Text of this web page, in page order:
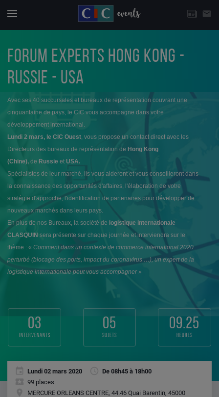
email
CHOISISSEZ UNE THÉMATIQUE
FORUM EXPERTS HONG KONG -
RUSSIE - USA
Avec ses 40 succursales et bureaux de représentation couvrant une
cinquantaine de pays, le CIC vous accompagne dans votre
développement international.
Lundi 2 mars, le CIC Ouest, vous propose un contact direct avec les
Directeurs des bureaux de représentation de Hong Kong
(Chine), de Russie et USA.
Spécialistes de leur marché, ils vous aideront et vous conseilleront dans
la connaissance des opportunités d'affaires, l'élaboration de votre
stratégie d'approche, l'identification de partenaires pour développer de
nouveaux marchés dans leurs pays.
En plus de nos Bureaux, la société de logistique internationale
CLASQUIN sera présente sur chaque journée et interviendra sur le
thème : « Comment dans un contexte de commerce international 2020
perturbé (blocage des ports, impact du coronavirus …), un expert de la
logistique internationale peut vous accompagner »
03
intervenants
05
sujets
09.25
heures
Lundi 02 mars 2020
De 08h45 à 18h00
99 places
MERCURE ORLEANS CENTRE, 44.46 Quai Barentin, 45000